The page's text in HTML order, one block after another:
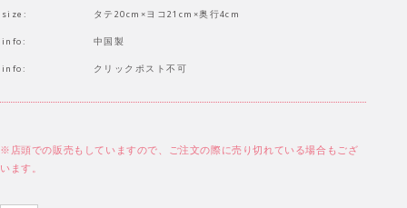
size: タテ20cm×ヨコ21cm×奥行4cm
info: 中国製
info: クリックポスト不可
※店頭での販売もしていますので、ご注文の際に売り切れている場合もござ
います。